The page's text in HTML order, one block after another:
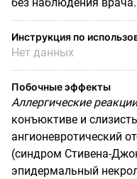
Инструкция по
Нет данных
Побочные эффекты
Аллергические реакции
конъюктиве и
ангионевротический
(синдром Стивена-
эпидермальный